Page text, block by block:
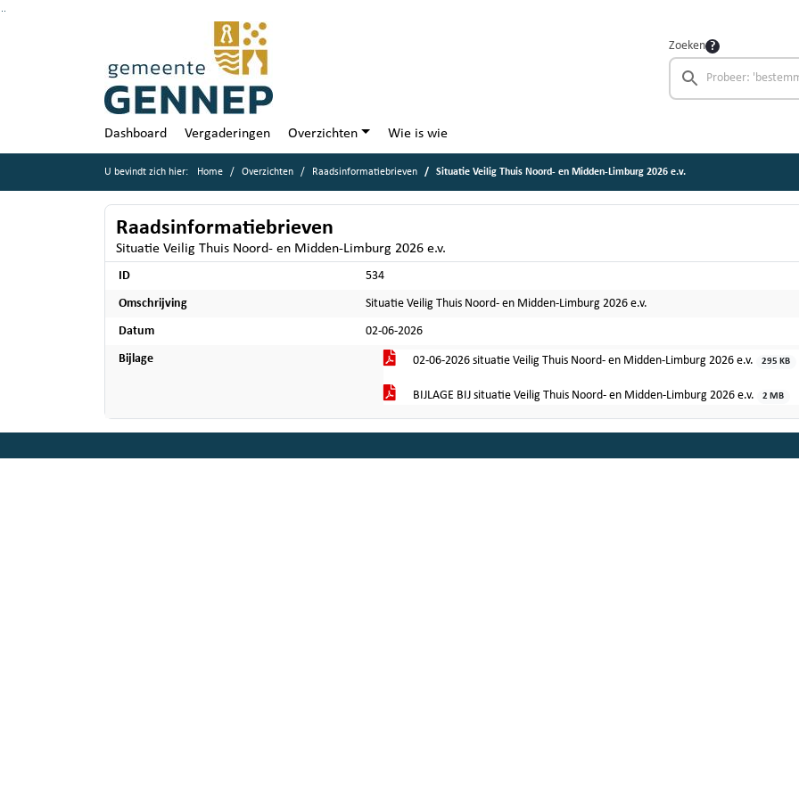
Zoeken
Dashboard Vergaderingen Overzichten Wie is wie
U bevindt zich hier: Home Overzichten Raadsinformatiebrieven Situatie Veilig Thuis Noord- en Midden-Limburg 2026 e.v.
Raadsinformatiebrieven
Situatie Veilig Thuis Noord- en Midden-Limburg 2026 e.v.
ID 534
Omschrijving Situatie Veilig Thuis Noord- en Midden-Limburg 2026 e.v.
Datum 02-06-2026
Bijlage 02-06-2026 situatie Veilig Thuis Noord- en Midden-Limburg 2026 e.v. 295 KB
BIJLAGE BIJ situatie Veilig Thuis Noord- en Midden-Limburg 2026 e.v. 2 MB